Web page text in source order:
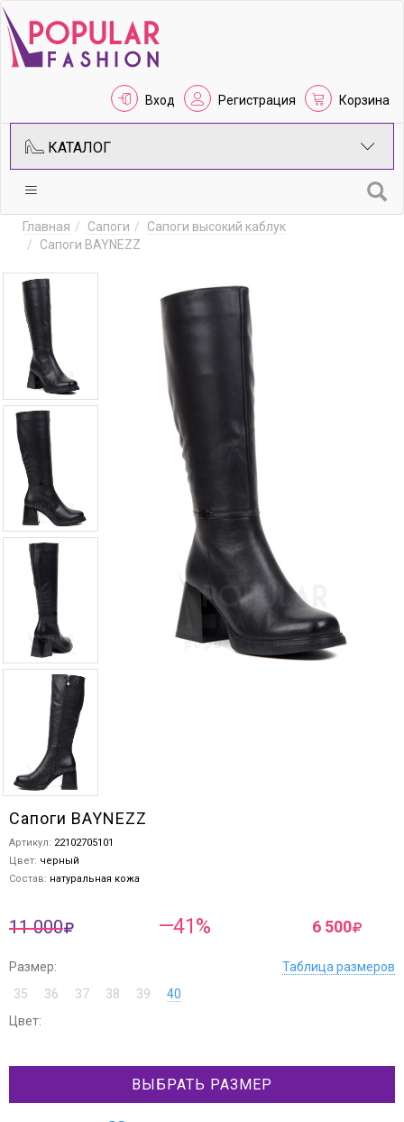
Вход Регистрация Корзина
КАТАЛОГ
Главная Сапоги
Сапоги высокий каблук
Сапоги BAYNEZZ
Сапоги BAYNEZZ
Артикул: 22102705101
Цвет: черный
Состав: натуральная кожа
11 000 —41% 6 500
Размер:
Таблица размеров
35
36 37 38 39
40
Цвет:
ВЫБРАТЬ РАЗМЕР